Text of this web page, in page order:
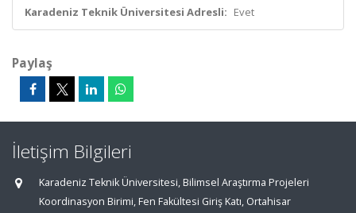
Karadeniz Teknik Üniversitesi Adresli: Evet
Paylaş
İletişim Bilgileri
Karadeniz Teknik Üniversitesi, Bilimsel Araştırma Projeleri
Koordinasyon Birimi, Fen Fakültesi Giriş Katı, Ortahisar